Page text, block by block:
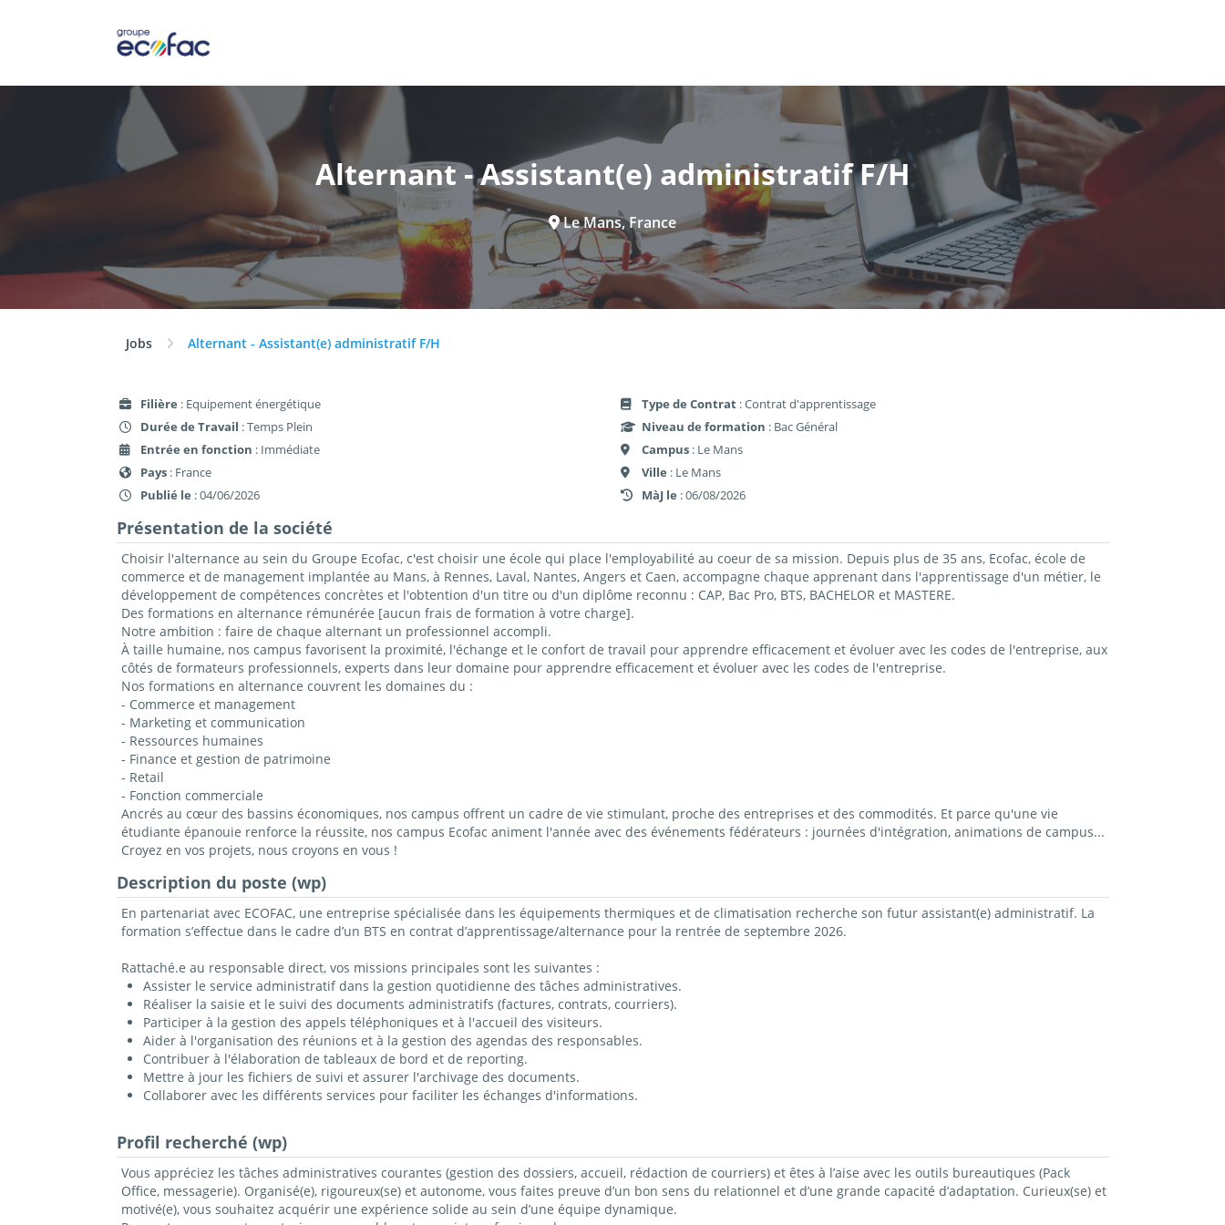
Alternant - Assistant(e) administratif F/H
Le Mans, France
Jobs Alternant - Assistant(e) administratif F/H
Filière : Equipement énergétique
Durée de Travail : Temps Plein
Entrée en fonction : Immédiate
Pays : France
Publié le : 04/06/2026
Type de Contrat : Contrat d'apprentissage
Niveau de formation : Bac Général
Campus : Le Mans
Ville : Le Mans
MàJ le : 06/08/2026
Présentation de la société
Choisir l'alternance au sein du Groupe Ecofac, c'est choisir une école qui place l'employabilité au coeur de sa mission. Depuis plus de 35 ans, Ecofac, école de
commerce et de management implantée au Mans, à Rennes, Laval, Nantes, Angers et Caen, accompagne chaque apprenant dans l'apprentissage d'un métier, le
développement de compétences concrètes et l'obtention d'un titre ou d'un diplôme reconnu : CAP, Bac Pro, BTS, BACHELOR et MASTERE.
Des formations en alternance rémunérée [aucun frais de formation à votre charge].
Notre ambition : faire de chaque alternant un professionnel accompli.
À taille humaine, nos campus favorisent la proximité, l'échange et le confort de travail pour apprendre efficacement et évoluer avec les codes de l'entreprise, aux
côtés de formateurs professionnels, experts dans leur domaine pour apprendre efficacement et évoluer avec les codes de l'entreprise.
Nos formations en alternance couvrent les domaines du :
- Commerce et management
- Marketing et communication
- Ressources humaines
- Finance et gestion de patrimoine
- Retail
- Fonction commerciale
Ancrés au cœur des bassins économiques, nos campus offrent un cadre de vie stimulant, proche des entreprises et des commodités. Et parce qu'une vie
étudiante épanouie renforce la réussite, nos campus Ecofac animent l'année avec des événements fédérateurs : journées d'intégration, animations de campus...
Croyez en vos projets, nous croyons en vous !
Description du poste (wp)
En partenariat avec ECOFAC, une entreprise spécialisée dans les équipements thermiques et de climatisation recherche son futur assistant(e) administratif. La
formation s’effectue dans le cadre d’un BTS en contrat d’apprentissage/alternance pour la rentrée de septembre 2026.
Rattaché.e au responsable direct, vos missions principales sont les suivantes :
Assister le service administratif dans la gestion quotidienne des tâches administratives.
Réaliser la saisie et le suivi des documents administratifs (factures, contrats, courriers).
Participer à la gestion des appels téléphoniques et à l'accueil des visiteurs.
Aider à l'organisation des réunions et à la gestion des agendas des responsables.
Contribuer à l'élaboration de tableaux de bord et de reporting.
Mettre à jour les fichiers de suivi et assurer l'archivage des documents.
Collaborer avec les différents services pour faciliter les échanges d'informations.
Profil recherché (wp)
Vous appréciez les tâches administratives courantes (gestion des dossiers, accueil, rédaction de courriers) et êtes à l’aise avec les outils bureautiques (Pack
Office, messagerie). Organisé(e), rigoureux(se) et autonome, vous faites preuve d’un bon sens du relationnel et d’une grande capacité d’adaptation. Curieux(se) et
motivé(e), vous souhaitez acquérir une expérience solide au sein d’une équipe dynamique.